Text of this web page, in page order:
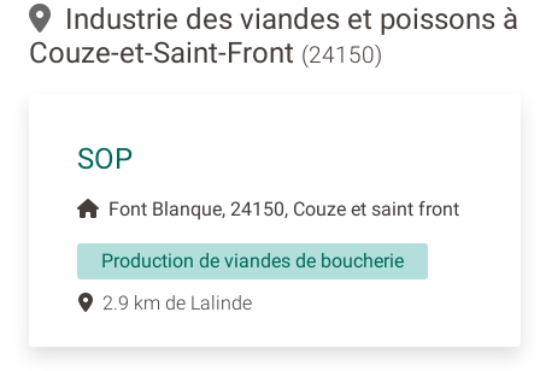
Industrie des viandes et poissons à
Couze-et-Saint-Front (24150)
SOP
Font Blanque, 24150, Couze et saint front
Production de viandes de boucherie
2.9 km de Lalinde